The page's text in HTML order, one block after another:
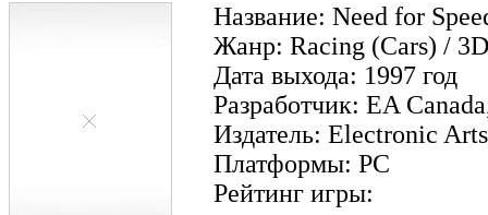
Название: Need for
Жанр: Racing (Cars) / 3D
Дата выхода: 1997 год
Разработчик: EA
Издатель: Electronic Arts
Платформы: PC
Рейтинг игры: